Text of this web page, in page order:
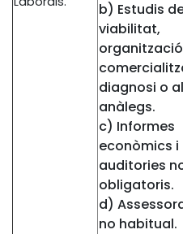
b) Estudis
viabilitat,
diagnosi o
anàlegs.
c) Informes
econòmics i
auditories
obligatoris.
d)
no habitual.